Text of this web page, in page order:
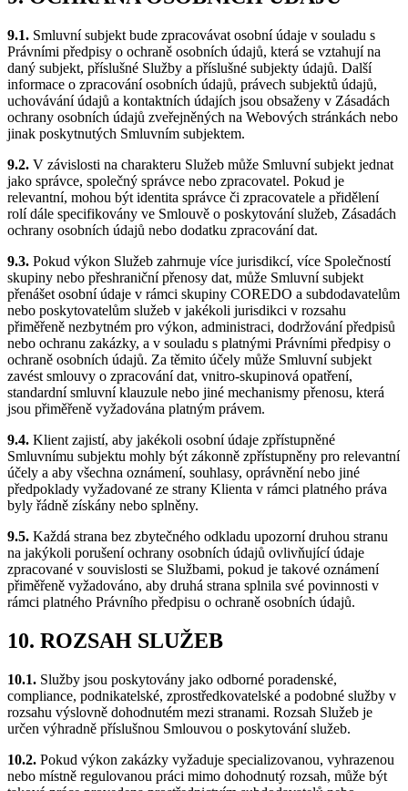
9.1. Smluvní subjekt bude zpracovávat osobní údaje v souladu s
Právními předpisy o ochraně osobních údajů, která se vztahují na
daný subjekt, příslušné Služby a příslušné subjekty údajů. Další
informace o zpracování osobních údajů, právech subjektů údajů,
uchovávání údajů a kontaktních údajích jsou obsaženy v Zásadách
ochrany osobních údajů zveřejněných na Webových stránkách nebo
jinak poskytnutých Smluvním subjektem.
9.2. V závislosti na charakteru Služeb může Smluvní subjekt jednat
jako správce, společný správce nebo zpracovatel. Pokud je
relevantní, mohou být identita správce či zpracovatele a přidělení
rolí dále specifikovány ve Smlouvě o poskytování služeb, Zásadách
ochrany osobních údajů nebo dodatku zpracování dat.
9.3. Pokud výkon Služeb zahrnuje více jurisdikcí, více Společností
skupiny nebo přeshraniční přenosy dat, může Smluvní subjekt
přenášet osobní údaje v rámci skupiny COREDO a subdodavatelům
nebo poskytovatelům služeb v jakékoli jurisdikci v rozsahu
přiměřeně nezbytném pro výkon, administraci, dodržování předpisů
nebo ochranu zakázky, a v souladu s platnými Právními předpisy o
ochraně osobních údajů. Za těmito účely může Smluvní subjekt
zavést smlouvy o zpracování dat, vnitro-skupinová opatření,
standardní smluvní klauzule nebo jiné mechanismy přenosu, která
jsou přiměřeně vyžadována platným právem.
9.4. Klient zajistí, aby jakékoli osobní údaje zpřístupněné
Smluvnímu subjektu mohly být zákonně zpřístupněny pro relevantní
účely a aby všechna oznámení, souhlasy, oprávnění nebo jiné
předpoklady vyžadované ze strany Klienta v rámci platného práva
byly řádně získány nebo splněny.
9.5. Každá strana bez zbytečného odkladu upozorní druhou stranu
na jakýkoli porušení ochrany osobních údajů ovlivňující údaje
zpracované v souvislosti se Službami, pokud je takové oznámení
přiměřeně vyžadováno, aby druhá strana splnila své povinnosti v
rámci platného Právního předpisu o ochraně osobních údajů.
10. ROZSAH SLUŽEB
10.1. Služby jsou poskytovány jako odborné poradenské,
compliance, podnikatelské, zprostředkovatelské a podobné služby v
rozsahu výslovně dohodnutém mezi stranami. Rozsah Služeb je
určen výhradně příslušnou Smlouvou o poskytování služeb.
10.2. Pokud výkon zakázky vyžaduje specializovanou, vyhrazenou
nebo místně regulovanou práci mimo dohodnutý rozsah, může být